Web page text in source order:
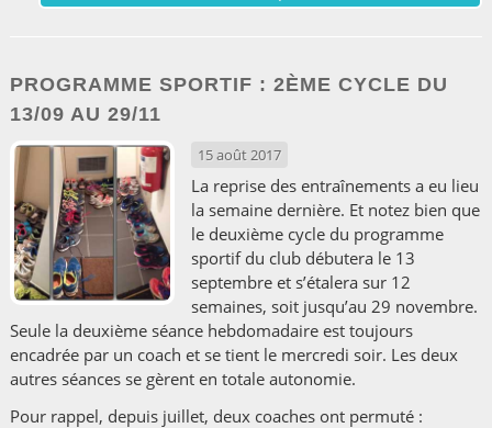
PROGRAMME SPORTIF : 2ÈME CYCLE DU
13/09 AU 29/11
15 août 2017
La reprise des entraînements a eu lieu
la semaine dernière. Et notez bien que
le deuxième cycle du programme
sportif du club débutera le 13
septembre et s’étalera sur 12
semaines, soit jusqu’au 29 novembre.
Seule la deuxième séance hebdomadaire est toujours
encadrée par un coach et se tient le mercredi soir. Les deux
autres séances se gèrent en totale autonomie.
Pour rappel, depuis juillet, deux coaches ont permuté :